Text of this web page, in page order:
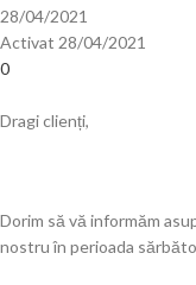
28/04/2021
Activat 28/04/2021
0
Dragi clienți,
Dorim să vă informăm
nostru în perioada